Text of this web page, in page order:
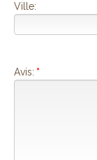
Ville:
Avis: *